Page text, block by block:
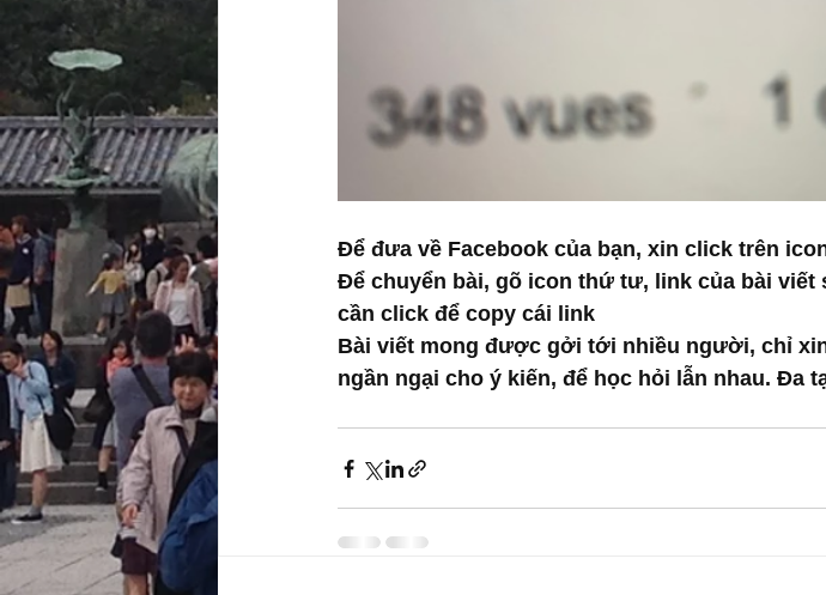
Để đưa về Facebook của bạn, xin click trên
Để chuyển bài, gõ icon thứ tư, link của bài viết
cần click để copy cái link
Bài viết mong được gởi tới nhiều người, chỉ
ngần ngại cho ý kiến, để học hỏi lẫn nhau. Đa